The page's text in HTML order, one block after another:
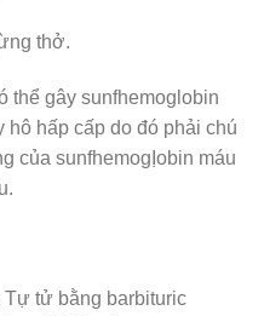
thở.
thể gây sunfhemoglobin
hô hấp cấp do đó phải chú
của sunfhemogỊobin máu
tử bằng barbituric